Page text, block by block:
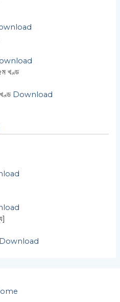
Download
Download